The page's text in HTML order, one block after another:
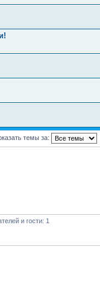
темы за:
и гости: 1